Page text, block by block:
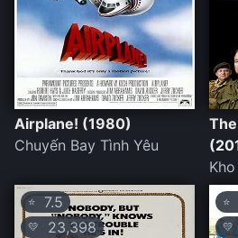
Airplane! (1980)
Chuyến Bay Tình Yêu
⭐ 7.5
💛 23,398
⭐
💛